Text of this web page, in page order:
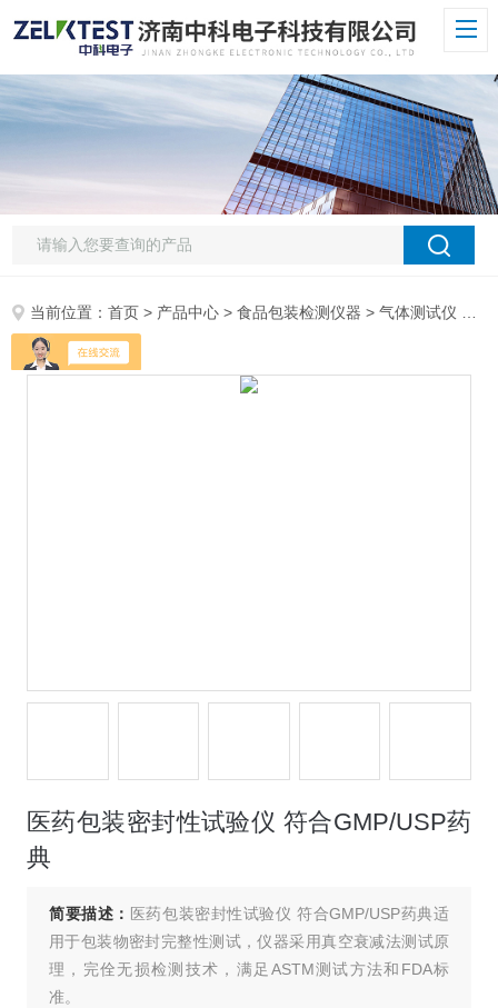
当前位置：首页 > 产品中心 >食品包装检测仪器 >气体测试仪
医药包装密封性试验仪 符合GMP/USP药
典
简要描述： 医药包装密封性试验仪 符合GMP/USP药典适
用于包装物密封完整性测试，仪器采用真空衰减法测试原
理，完佺无损检测技术，满足ASTM测试方法和FDA标
准。